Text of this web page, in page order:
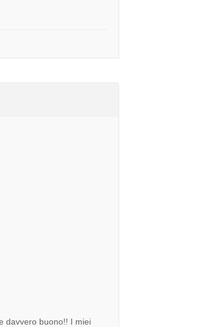
davvero buono!! I miei